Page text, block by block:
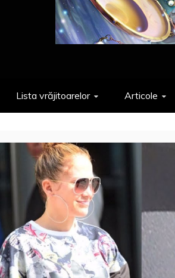
Lista vrăjitoarelor Articole